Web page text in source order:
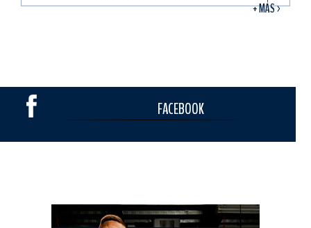
+ MÁS >
FACEBOOK